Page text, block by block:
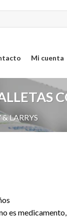
Mi cuenta
LARRYS
es medicamento,